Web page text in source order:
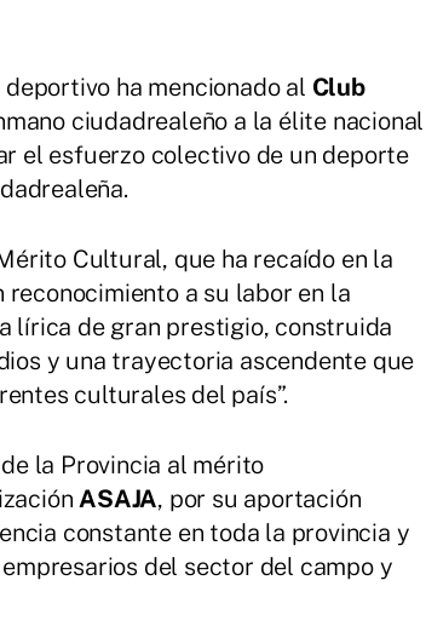
ha mencionado al Club
ciudadrealeño a la élite nacional
el esfuerzo colectivo de un deporte
Cultural, que ha recaído en la
reconocimiento a su labor en la
lírica de gran prestigio, construida
y una trayectoria ascendente que
culturales del país”.
la Provincia al mérito
ASAJA, por su aportación
constante en toda la provincia y
del sector del campo y